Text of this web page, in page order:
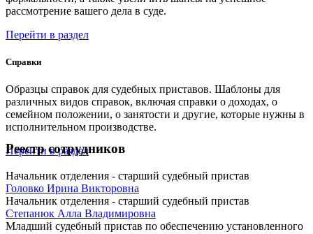
рассмотрение вашего дела в суде.
Перейти в раздел
Справки
Образцы справок для судебных приставов. Шаблоны для
различных видов справок, включая справки о доходах, о
семейном положении, о занятости и другие, которые нужны в
исполнительном производстве.
Перейти в раздел
Реестр сотрудников
Начальник отделения - старший судебный пристав
Головко Ирина Викторовна
Начальник отделения - старший судебный пристав
Степанюк Алла Владимировна
Младший судебный пристав по обеспечению установленного